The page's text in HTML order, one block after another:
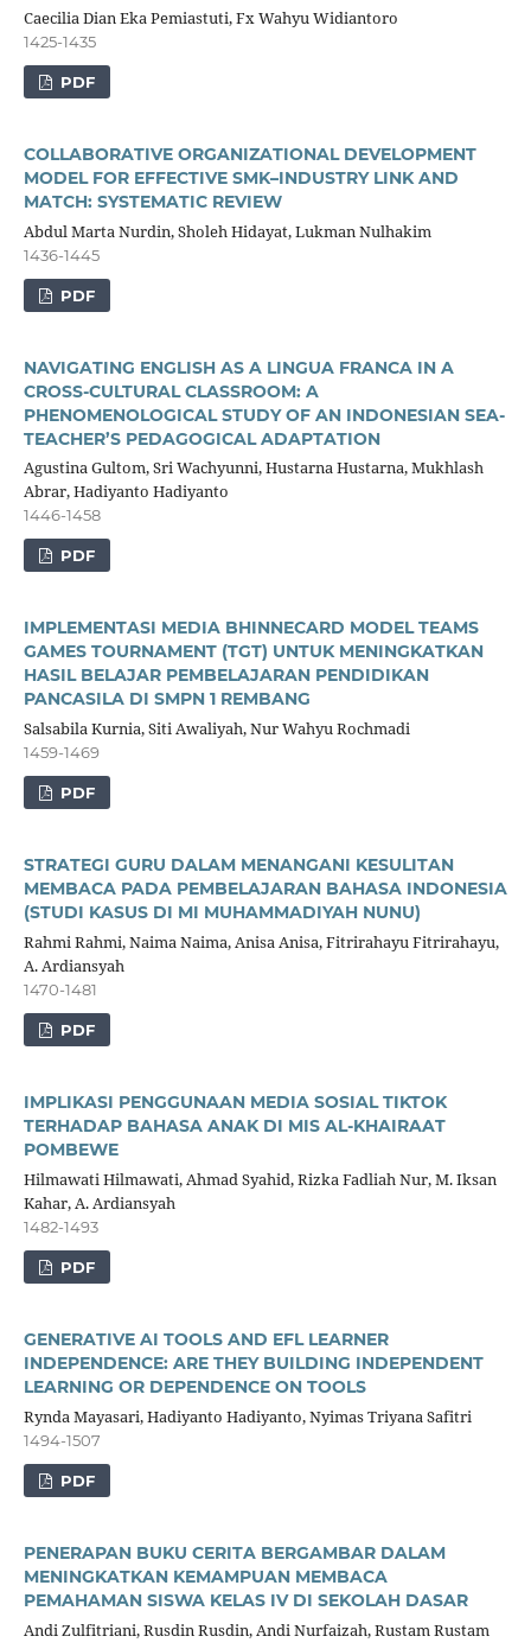
Caecilia Dian Eka Pemiastuti, Fx Wahyu Widiantoro
1425-1435
PDF
COLLABORATIVE ORGANIZATIONAL DEVELOPMENT
MODEL FOR EFFECTIVE SMK–INDUSTRY LINK AND
MATCH: SYSTEMATIC REVIEW
Abdul Marta Nurdin, Sholeh Hidayat, Lukman Nulhakim
1436-1445
PDF
NAVIGATING ENGLISH AS A LINGUA FRANCA IN A
CROSS-CULTURAL CLASSROOM: A
PHENOMENOLOGICAL STUDY OF AN INDONESIAN SEA-
TEACHER’S PEDAGOGICAL ADAPTATION
Agustina Gultom, Sri Wachyunni, Hustarna Hustarna, Mukhlash
Abrar, Hadiyanto Hadiyanto
1446-1458
PDF
IMPLEMENTASI MEDIA BHINNECARD MODEL TEAMS
GAMES TOURNAMENT (TGT) UNTUK MENINGKATKAN
HASIL BELAJAR PEMBELAJARAN PENDIDIKAN
PANCASILA DI SMPN 1 REMBANG
Salsabila Kurnia, Siti Awaliyah, Nur Wahyu Rochmadi
1459-1469
PDF
STRATEGI GURU DALAM MENANGANI KESULITAN
MEMBACA PADA PEMBELAJARAN BAHASA INDONESIA
(STUDI KASUS DI MI MUHAMMADIYAH NUNU)
Rahmi Rahmi, Naima Naima, Anisa Anisa, Fitrirahayu Fitrirahayu,
A. Ardiansyah
1470-1481
PDF
IMPLIKASI PENGGUNAAN MEDIA SOSIAL TIKTOK
TERHADAP BAHASA ANAK DI MIS AL-KHAIRAAT
POMBEWE
Hilmawati Hilmawati, Ahmad Syahid, Rizka Fadliah Nur, M. Iksan
Kahar, A. Ardiansyah
1482-1493
PDF
GENERATIVE AI TOOLS AND EFL LEARNER
INDEPENDENCE: ARE THEY BUILDING INDEPENDENT
LEARNING OR DEPENDENCE ON TOOLS
Rynda Mayasari, Hadiyanto Hadiyanto, Nyimas Triyana Safitri
1494-1507
PDF
PENERAPAN BUKU CERITA BERGAMBAR DALAM
MENINGKATKAN KEMAMPUAN MEMBACA
PEMAHAMAN SISWA KELAS IV DI SEKOLAH DASAR
Andi Zulfitriani, Rusdin Rusdin, Andi Nurfaizah, Rustam Rustam